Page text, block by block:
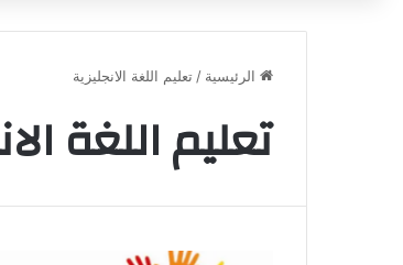
الرئيسية / تعليم اللغة الانجليزية
تعليم اللغة